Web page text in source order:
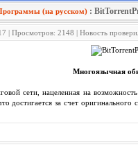
(на русском) :
| Просмотров: 2148 | Новость
Многоязычная
сети, нацеленная на
достигается за счет